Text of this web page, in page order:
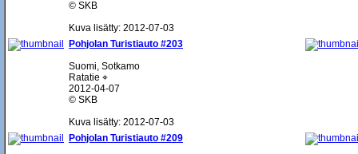
© SKB
Kuva lisätty: 2012-07-03
Pohjolan Turistiauto #203
Suomi, Sotkamo
Ratatie ⌖
2012-04-07
© SKB
Kuva lisätty: 2012-07-03
Pohjolan Turistiauto #209